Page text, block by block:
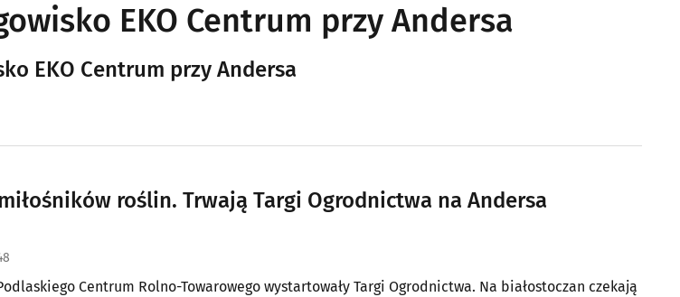
EKO Centrum przy Andersa
EKO Centrum przy Andersa
roślin. Trwają Targi Ogrodnictwa na Andersa
Centrum Rolno-Towarowego wystartowały Targi Ogrodnictwa. Na białostoczan czekają